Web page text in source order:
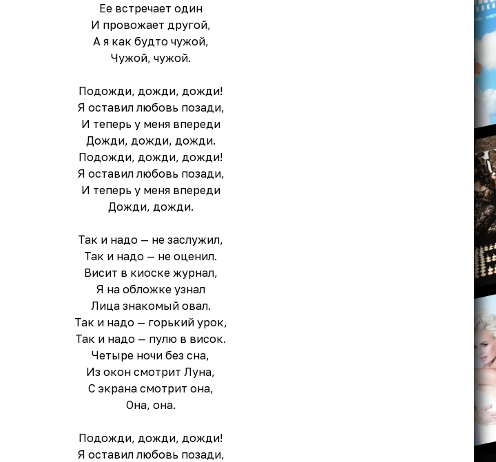
Ее встречает один
И провожает другой,
А я как будто чужой,
Чужой, чужой.
Подожди, дожди, дожди!
Я оставил любовь позади,
И теперь у меня впереди
Дожди, дожди, дожди.
Подожди, дожди, дожди!
Я оставил любовь позади,
И теперь у меня впереди
Дожди, дожди.
Так и надо — не заслужил,
Так и надо — не оценил.
Висит в киоске журнал,
Я на обложке узнал
Лица знакомый овал.
Так и надо — горький урок,
Так и надо — пулю в висок.
Четыре ночи без сна,
Из окон смотрит Луна,
С экрана смотрит она,
Она, она.
Подожди, дожди, дожди!
Я оставил любовь позади,